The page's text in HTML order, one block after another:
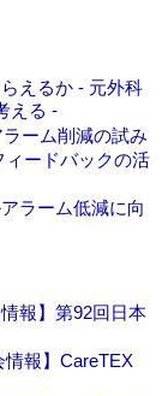
えるか - 元外科
える -
ーム削減の試み
ィードバックの活
ラーム低減に向
報】第92回日本
情報】CareTEX